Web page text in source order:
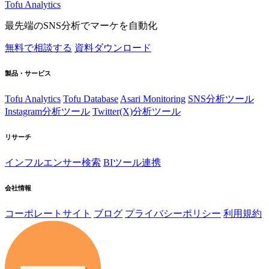
Tofu Analytics
最先端のSNS分析でマーケを自動化
無料で相談する 資料ダウンロード
製品・サービス
Tofu Analytics Tofu Database Asari Monitoring SNS分析ツール
Instagram分析ツール Twitter(X)分析ツール
リサーチ
インフルエンサー検索 BIツール連携
会社情報
コーポレートサイト ブログ プライバシーポリシー 利用規約